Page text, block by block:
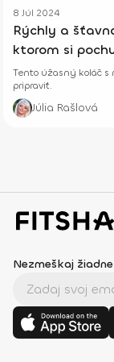
8 Júl 2024
Rýchly a
ktorom si
Tento úžasný koláč s
pripraviť.
Júlia Rašlová
Nezmeškaj